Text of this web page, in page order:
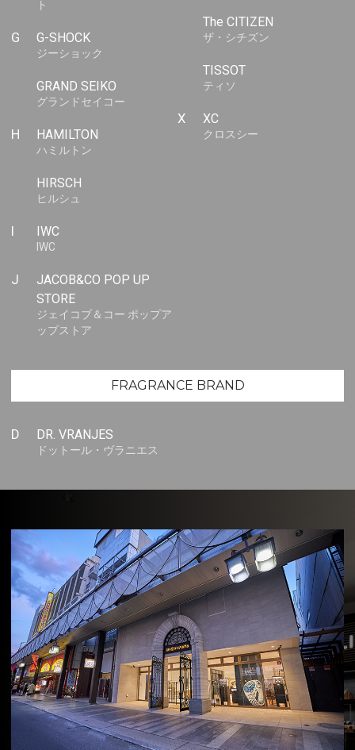
ト
G G-SHOCK
ジーショック
GRAND SEIKO
グランドセイコー
H HAMILTON
ハミルトン
HIRSCH
ヒルシュ
I IWC
IWC
J
JACOB&CO POP UP
STORE
ジェイコブ＆コー ポップア
ップストア
The CITIZEN
ザ・シチズン
TISSOT
ティソ
X XC
クロスシー
FRAGRANCE BRAND
D DR. VRANJES
ドットール・ヴラニエス